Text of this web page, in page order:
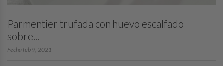
Parmentier trufada con huevo escalfado
sobre...
Fecha feb 9, 2021